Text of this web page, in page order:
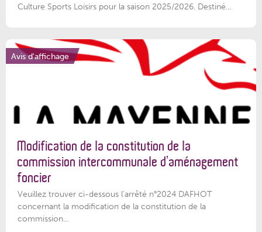
Culture Sports Loisirs pour la saison 2025/2026. Destiné...
Avis d'affichage
Modification de la constitution de la
commission intercommunale d’aménagement
foncier
Veuillez trouver ci-dessous l'arrêté n°2024 DAFHOT
concernant la modification de la constitution de la
commission...